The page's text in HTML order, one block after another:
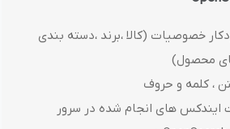
خصوصیات (کالا ،برند ،دسته بندی
محصول)
، کلمه و حروف
ایندکس های انجام شده در سرور